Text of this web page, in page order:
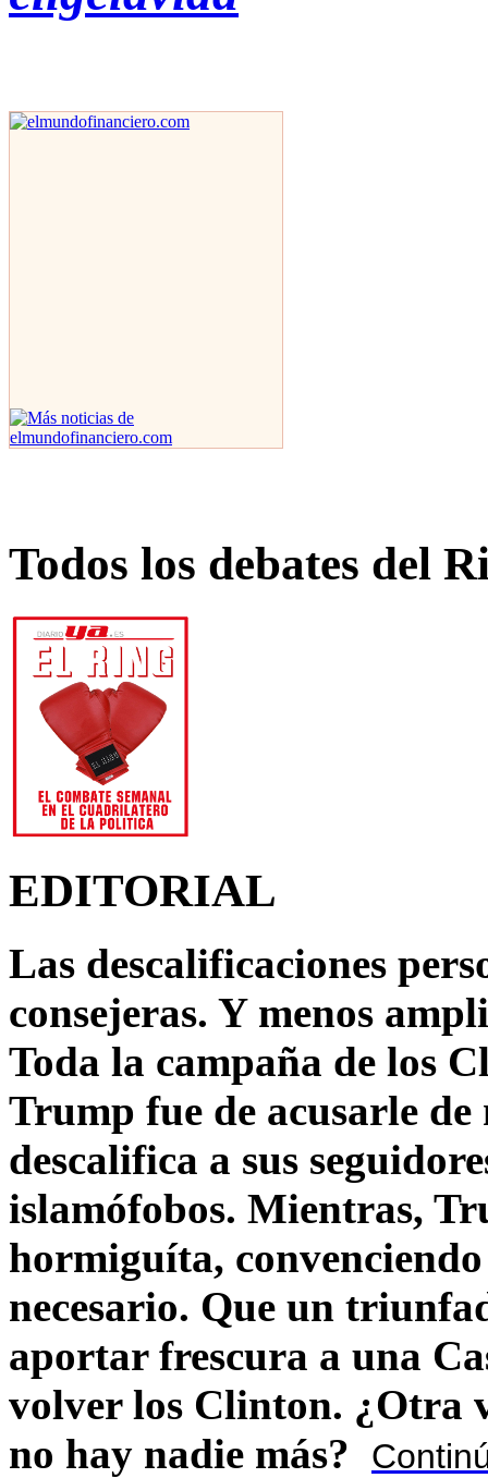
Todos los debates del
EDITORIAL
Las descalificaciones
consejeras. Y menos
Toda la campaña de los
Trump fue de acusarle
descalifica a sus
islamófobos. Mientras,
hormiguíta,
necesario. Que un
aportar frescura a una
volver los Clinton. ¿Otra
no hay nadie más?